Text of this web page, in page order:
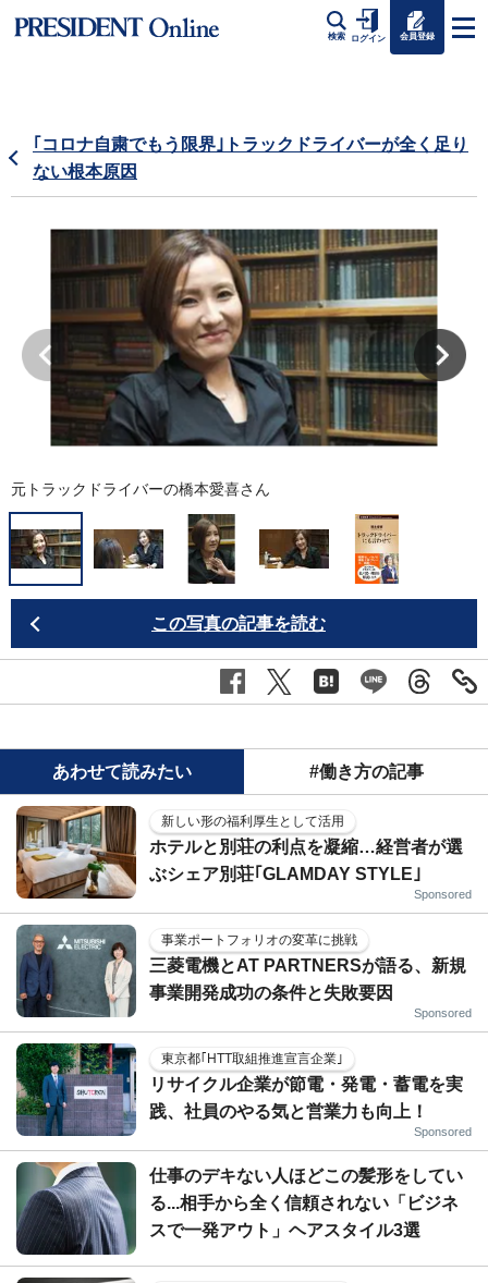
検索 ログイン 会員登録
｢コロナ自粛でもう限界｣トラックドライバーが全く足り
ない根本原因
元トラックドライバーの橋本愛喜さん
この写真の記事を読む
あわせて読みたい #働き方の記事
新しい形の福利厚生として活用
ホテルと別荘の利点を凝縮…経営者が選
ぶシェア別荘｢GLAMDAY STYLE｣
Sponsored
事業ポートフォリオの変革に挑戦
三菱電機とAT PARTNERSが語る、新規
事業開発成功の条件と失敗要因
Sponsored
東京都｢HTT取組推進宣言企業｣
リサイクル企業が節電・発電・蓄電を実
践、社員のやる気と営業力も向上！
Sponsored
仕事のデキない人ほどこの髪形をしてい
る...相手から全く信頼されない「ビジネ
スで一発アウト」ヘアスタイル3選